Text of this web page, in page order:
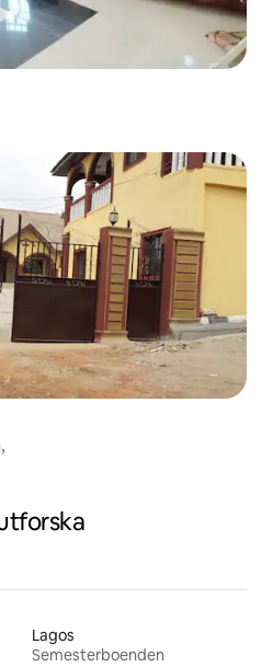
Lagos
Semesterboenden